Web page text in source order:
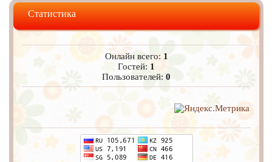
Статистика
Онлайн всего: 1
Гостей: 1
Пользователей:0